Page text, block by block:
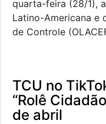
quarta-feira (28/1),
Latino-Americana e
de Controle
TCU no
“Rolê
de abril